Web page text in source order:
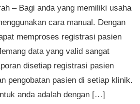
– Bagi anda yang memiliki usaha
cara manual. Dengan
memproses registrasi pasien
data yang valid sangat
disetiap registrasi pasien
pengobatan pasien di setiap klinik.
anda adalah dengan […]